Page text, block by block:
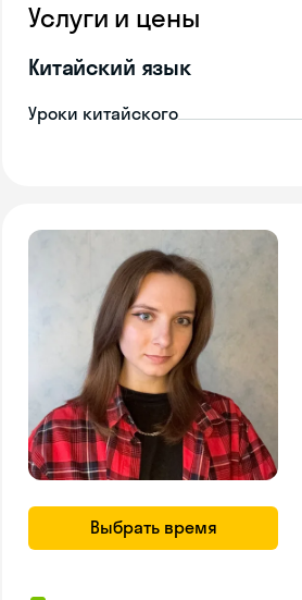
Услуги и цены
Китайский язык
Уроки китайского
Выбрать время